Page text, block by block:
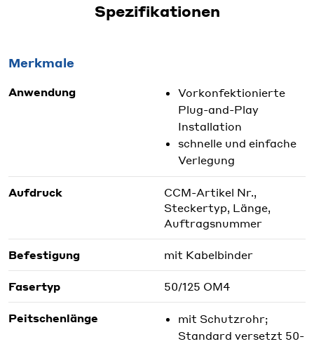
Spezifikationen
Merkmale
Anwendung
Vorkonfektionierte
Plug-and-Play
Installation
schnelle und einfache
Verlegung
Aufdruck
CCM-Artikel Nr.,
Steckertyp, Länge,
Auftragsnummer
Befestigung mit Kabelbinder
Fasertyp 50/125 OM4
Peitschenlänge
mit Schutzrohr;
Standard versetzt 50-